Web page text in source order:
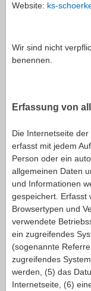
Website: ks-
Wir sind nicht
benennen.
Erfassung von
Die Internetseite
erfasst mit jedem
Person oder ein
allgemeinen Daten
und Informationen
gespeichert. Erfasst
Browsertypen und
verwendete
ein zugreifendes
(sogenannte
zugreifendes
werden, (5) das
Internetseite, (6)